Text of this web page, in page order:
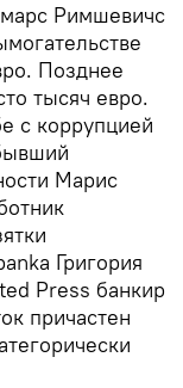
Римшевичс
Позднее
тысяч евро.
с коррупцией
Марис
Григория
Press банкир
причастен